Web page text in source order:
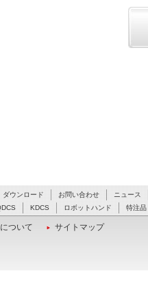
ダウンロード お問い合わせ ニュース
KDCS ロボットハンド 特注品
ついて サイトマップ